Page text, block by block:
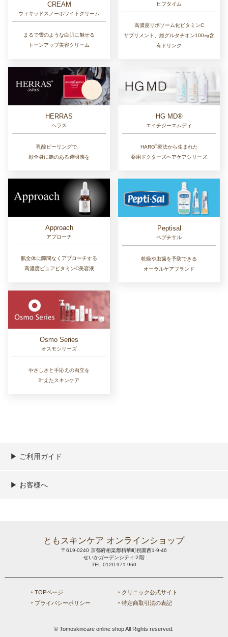
CREAM
ウィキッドスノーホワイトクリーム
まるで雪のような白肌に魅せる
トーンアップ美容クリーム
ヒフタイム
高濃度リポソーム化ビタミンC
サプリメント、総グルタチオン100㎎含
有ドリンク
HERRAS
ヘラス
乳酸ピーリングで、
顔全身に艶のある透明感を
HG MD®
エイチジーエムディ
HARG®︎療法から生まれた
薬用ドクターズヘアケアシリーズ
Approach
アプローチ
肌全体に隙間なくアプローチする
高濃度ピュアビタミンC美容液
Peptisal
ペプチサル
乾燥や虫歯を予防できる
オーラルケアブランド
Osmo Series
オスモシリーズ
やさしさと手応えの両立を
叶えたスキンケア
▶︎ ご利用ガイド
ご利用ガイド
決済／配送／送料について
取り扱い商品一覧
顧客情報の取扱について
特定商取引法の表記
▶︎ お客様へ
ともスキンケア オンラインショップ
〒619-0240 京都府相楽郡精華町祝園西1-9-46
せいかガーデンシティ２階
TEL.0120-971-960
‣ TOPページ
‣ クリニック公式サイト
‣ プライバシーポリシー
‣ 特定商取引法の表記
© Tomoskincare online shop All Rights reserved.